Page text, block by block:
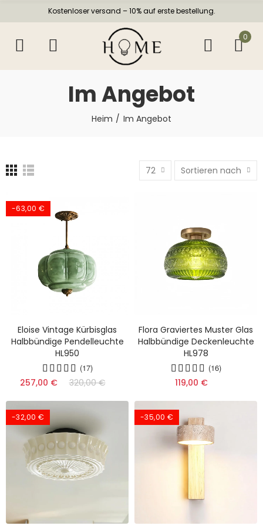
Kostenloser versand – 10% auf erste bestellung.
0
Im Angebot
Heim Im Angebot
72 Sortieren nach
-63,00 €
Eloise Vintage Kürbisglas
Halbbündige Pendelleuchte
HL950
(17)
257,00 € 320,00 €
Flora Graviertes Muster Glas
Halbbündige Deckenleuchte
HL978
(16)
119,00 €
-32,00 € -35,00 €